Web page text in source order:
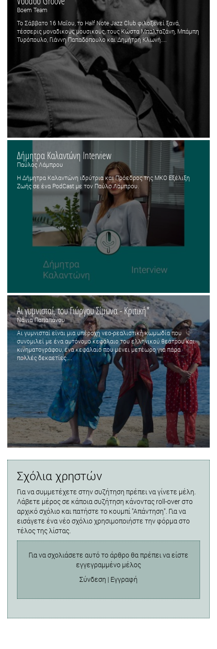
Boem Team
Το Σάββατο 16 Μαΐου, το Half Note Jazz Club φιλοξενεί ξανά,
τέσσερις μοναδικούς μουσικούς, τους Κώστα Μπαλταζάνη, Μπάμπη
Τυρόπουλο, Γιάννη Παπαδόπουλο και Δημήτρη Κλωνή....
Δήμητρα Καλαντώνη Interview
Παύλος Λάμπρου
Η Δήμητρα Καλαντώνη ιδρύτρια και Πρόεδρος της ΜΚΟ Εξέλιξη
Ζωής σε ένα PodCast με τον Παύλο Λάμπρου.
Αι γυμνισταί, του Γιώργου Σίμωνα - Κριτική*
Νάγια Παπαπάνου
Αι γυμνισταί είναι μια υπέροχη νεο-ρεαλιστική κωμωδία που
συνομιλεί με ένα αυτόνομο κεφάλαιο του ελληνικού θεάτρου και
κινηματογράφου, ένα κεφάλαιο που μένει μετέωρο για πάρα
πολλές δεκαετίες....
Σχόλια χρηστών
Για να συμμετέχετε στην συζήτηση πρέπει να γίνετε μέλη.
Λάβετε μέρος σε κάποια συζήτηση κάνοντας roll-over στο
αρχικό σχόλιο και πατήστε το κουμπί "Απάντηση". Για να
εισάγετε ένα νέο σχόλιο χρησιμοποιήστε την φόρμα στο
τέλος της λίστας.
Για να σχολιάσετε αυτό το άρθρο θα πρέπει να είστε
εγγεγραμμένο μέλος
Σύνδεση | Εγγραφή